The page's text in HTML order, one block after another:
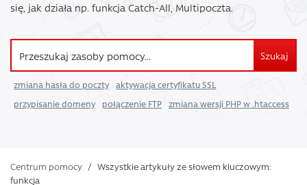
się, jak działa np. funkcja Catch-All, Multipoczta.
Szukaj
zmiana hasła do poczty
aktywacja certyfikatu SSL
przypisanie domeny
połączenie FTP zmiana wersji PHP w .htaccess
Centrum pomocy / Wszystkie artykuły ze słowem kluczowym:
funkcja